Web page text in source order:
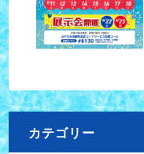
カテゴリー